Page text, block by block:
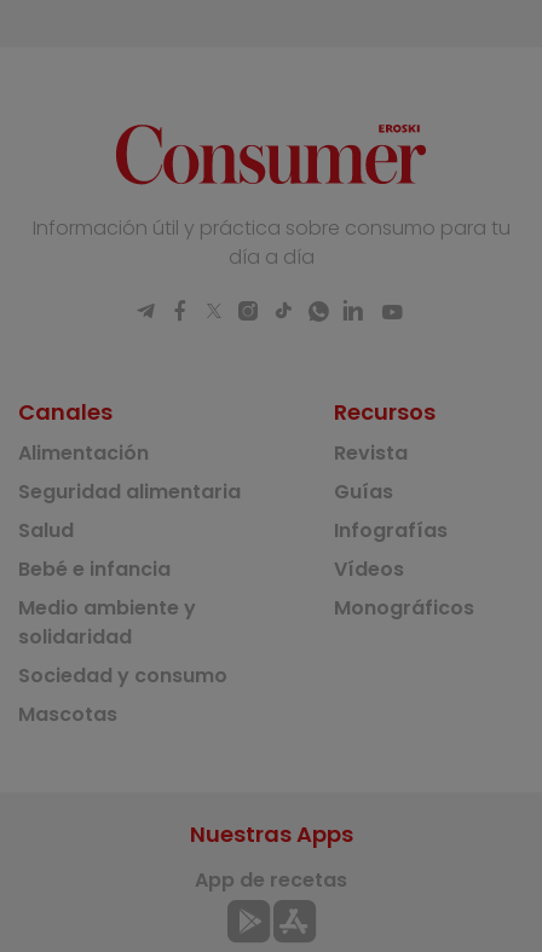
Información útil y práctica sobre consumo para tu
día a día
Canales
Alimentación
Seguridad alimentaria
Salud
Bebé e infancia
Medio ambiente y
solidaridad
Sociedad y consumo
Mascotas
Recursos
Revista
Guías
Infografías
Vídeos
Monográficos
Nuestras Apps
App de recetas